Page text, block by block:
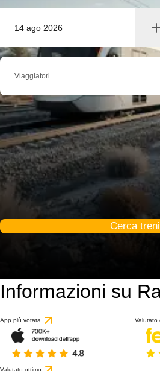
14 ago 2026
Viaggiatori
Cerca treni
Informazioni su
App più votata Valutato
Valutato ottimo